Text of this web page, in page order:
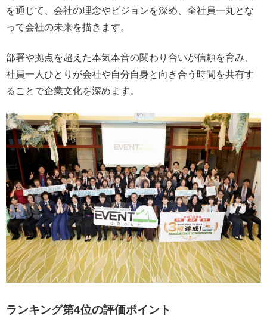
を通じて、会社の理念やビジョンを深め、全社員一丸とな
って会社の未来を描きます。
部署や拠点を超えた本気本音の関わり合いが信頼を育み、
社員一人ひとりが会社や自分自身と向き合う時間を共有す
ることで企業文化を深めます。
ランキング第4位の評価ポイント